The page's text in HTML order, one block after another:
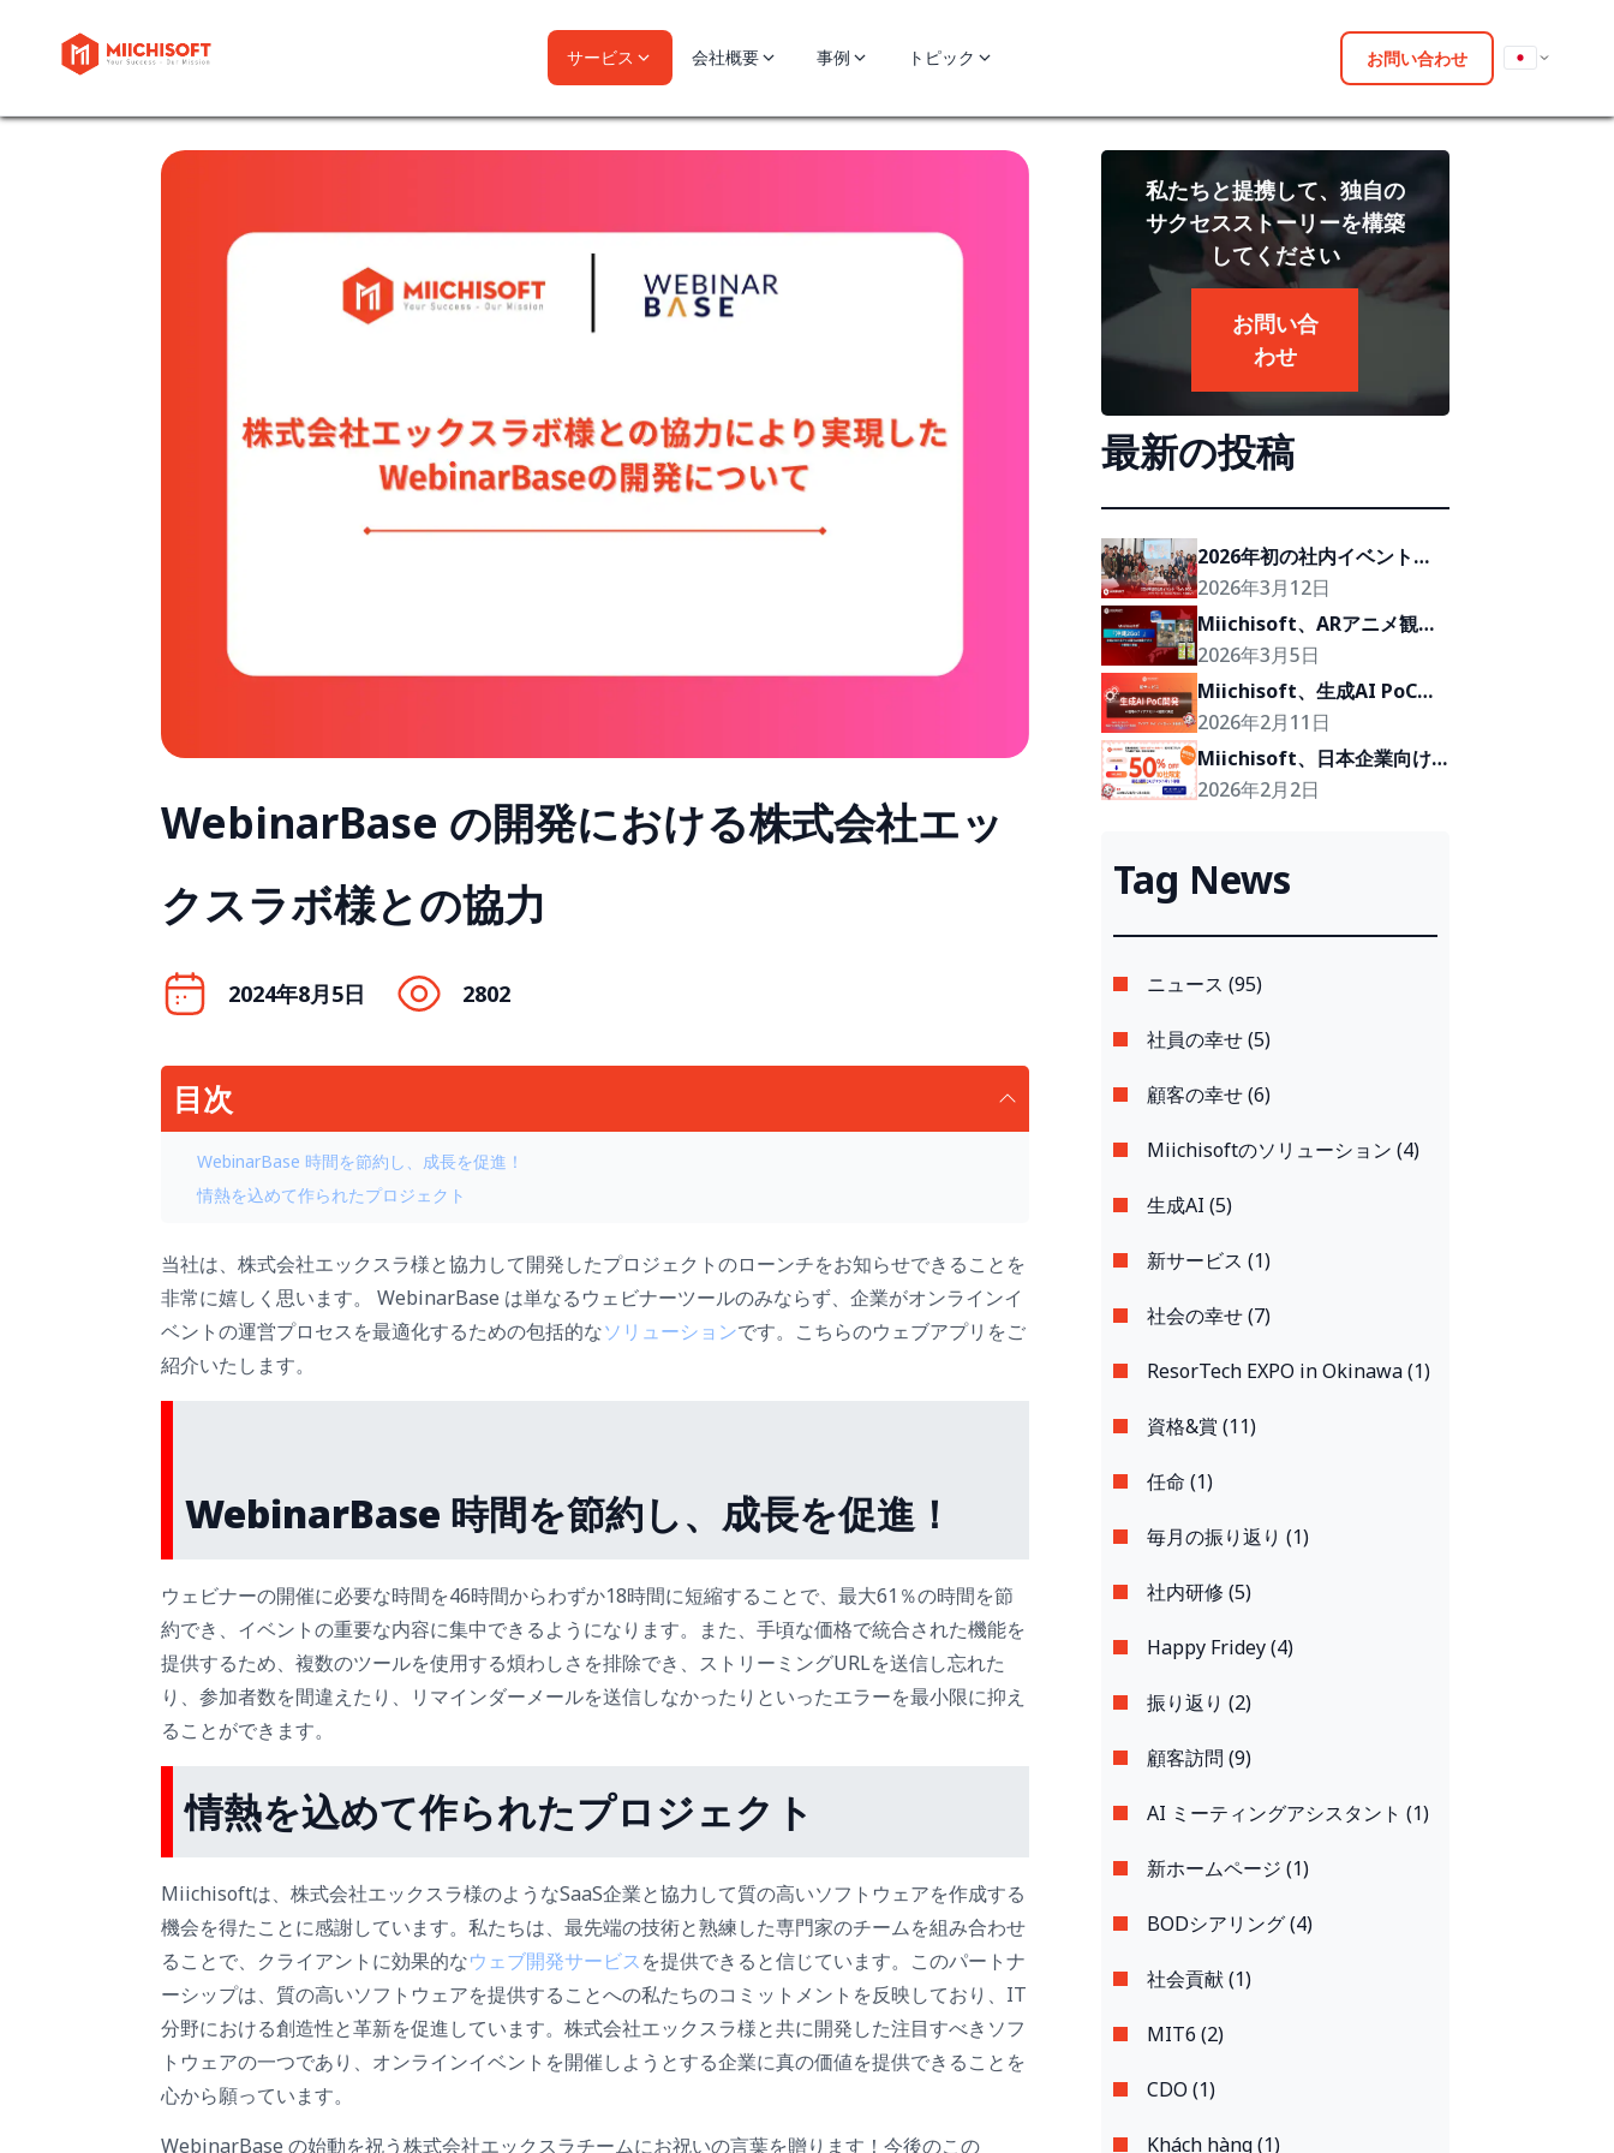
サービス 会社概要 事例 トピック お問い合わせ
WebinarBase の開発における株式会社エッ
クスラボ様との協力
2024年8月5日 2802
目次
WebinarBase 時間を節約し、成長を促進！
情熱を込めて作られたプロジェクト
当社は、株式会社エックスラ様と協力して開発したプロジェクトのローンチをお知らせできることを
非常に嬉しく思います。 WebinarBase は単なるウェビナーツールのみならず、企業がオンラインイ
ベントの運営プロセスを最適化するための包括的なソリューションです。こちらのウェブアプリをご
紹介いたします。
WebinarBase 時間を節約し、成長を促進！
ウェビナーの開催に必要な時間を46時間からわずか18時間に短縮することで、最大61％の時間を節
約でき、イベントの重要な内容に集中できるようになります。また、手頃な価格で統合された機能を
提供するため、複数のツールを使用する煩わしさを排除でき、ストリーミングURLを送信し忘れた
り、参加者数を間違えたり、リマインダーメールを送信しなかったりといったエラーを最小限に抑え
ることができます。
情熱を込めて作られたプロジェクト
Miichisoftは、株式会社エックスラ様のようなSaaS企業と協力して質の高いソフトウェアを作成する
機会を得たことに感謝しています。私たちは、最先端の技術と熟練した専門家のチームを組み合わせ
ることで、クライアントに効果的なウェブ開発サービスを提供できると信じています。このパートナ
ーシップは、質の高いソフトウェアを提供することへの私たちのコミットメントを反映しており、IT
分野における創造性と革新を促進しています。株式会社エックスラ様と共に開発した注目すべきソフ
トウェアの一つであり、オンラインイベントを開催しようとする企業に真の価値を提供できることを
心から願っています。
WebinarBase の始動を祝う株式会社エックスラチームにお祝いの言葉を贈ります！今後のこの
私たちと提携して、独自の
サクセスストーリーを構築
してください
お問い合
わせ
最新の投稿
2026年初の社内イベント
「Cafe BOD」、クライアン
トの『Growth Partner』を
目指して
2026年3月12日
Miichisoft、ARアニメ観光
体験プロジェクト「沖縄
2Go！」の開発に参画
2026年3月5日
Miichisoft、生成AI PoC開
発サービスを提供開始。アイ
デアを2〜4週間で実現可能
なプロトタイプに。
2026年2月11日
Miichisoft、日本企業向け
に「Dify AIチャットボッ
定！
2026年2月2日
Tag News
ニュース (95)
社員の幸せ (5)
顧客の幸せ (6)
Miichisoftのソリューション (4)
生成AI (5)
新サービス (1)
社会の幸せ (7)
ResorTech EXPO in Okinawa (1)
資格&賞 (11)
任命 (1)
毎月の振り返り (1)
社内研修 (5)
Happy Fridey (4)
振り返り (2)
顧客訪問 (9)
AI ミーティングアシスタント (1)
新ホームページ (1)
BODシアリング (4)
社会貢献 (1)
MIT6 (2)
CDO (1)
Khách hàng (1)